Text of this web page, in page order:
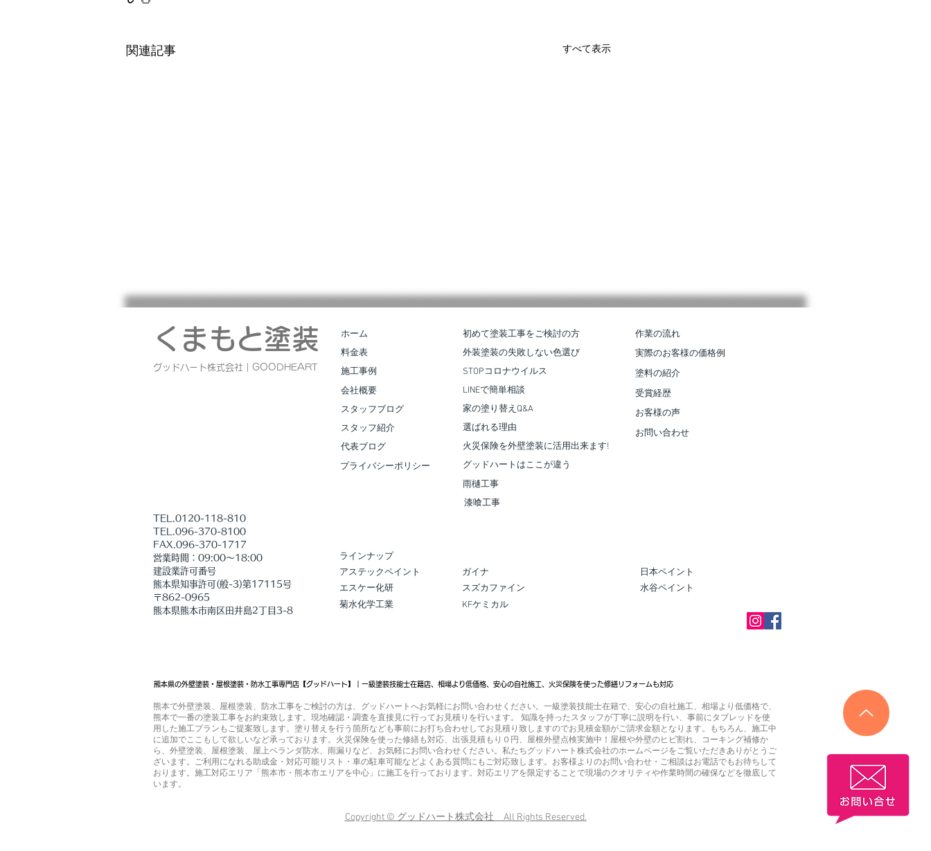
関連記事 すべて表示
屋根・外壁塗装工事 お客様アン
ケート 熊本市西区Ｋ様邸
くまもと塗装
グッドハート株式会社｜GOODHEART
ホーム
料金表
施工事例
会社概要
スタッフブログ
スタッフ紹介
代表ブログ
プライバシーポリシー
初めて塗装工事をご検討の方
外装塗装の失敗しない色選び
STOPコロナウイルス
LINEで簡単相談
家の塗り替えQ&A
選ばれる理由
作業の流れ
実際のお客様の価格例
塗料の紹介
受賞経歴
お客様の声
お問い合わせ
火災保険を外壁塗装に活用出来ます!
グッドハートはここが違う
雨樋工事
漆喰工事
TEL.0120-118-810
TEL.096-370-8100
​FAX.096-370-1717
営業時間：09:00～18:00
建設業許可番号
熊本県知事許可(般-3)第17115号
〒862-0965
熊本県熊本市南区田井島2丁目3-8
ラインナップ
​アステックペイント
エスケー化研
菊水化学工業
ガイナ
スズカファイン
KFケミカル
日本ペイント
水谷ペイント
熊本県の外壁塗装・屋根塗装・防水工事専門店【グッドハート】｜一級塗装技能士在籍店、相場より低価格、安心の自社施工、火災保険を使った修繕リフォームも対応
熊本で外壁塗装、屋根塗装、防水工事をご検討の方は、グッドハートへお気軽にお問い合わせください。一級塗装技能士在籍で、安心の自社施工、相場より低価格で、
熊本で一番の塗装工事をお約束致します。現地確認・調査を直接見に行ってお見積りを行います。 知識を持ったスタッフが丁寧に説明を行い、事前にタブレッドを使
用した施工プランもご提案致します。塗り替えを行う箇所なども事前にお打ち合わせしてお見積り致しますのでお見積金額がご請求金額となります。もちろん、施工中
に追加でここもして欲しいなど承っております。火災保険を使った修繕も対応、出張見積もり０円、屋根外壁点検実施中！屋根や外壁のヒビ割れ、コーキング補修か
ら、外壁塗装、屋根塗装、屋上ベランダ防水、雨漏りなど、お気軽にお問い合わせください。私たちグッドハート株式会社のホームページをご覧いただきありがとうご
ざいます。ご利用になれる助成金・対応可能リスト・車の駐車可能などよくある質問にもご対応致します。お客様よりのお問い合わせ・ご相談はお電話でもお待ちして
おります。施工対応エリア「熊本市・熊本市エリアを中心」に施工を行っております。対応エリアを限定することで現場のクオリティや作業時間の確保などを徹底して
います。
Copyright © グッドハート株式会社 All Rights Reserved.